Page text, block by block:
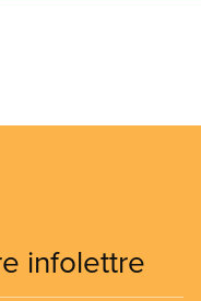
infolettre